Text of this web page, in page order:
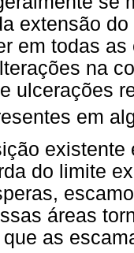
extensão
em todas
na
ulcerações
em
do limite
áreas
as